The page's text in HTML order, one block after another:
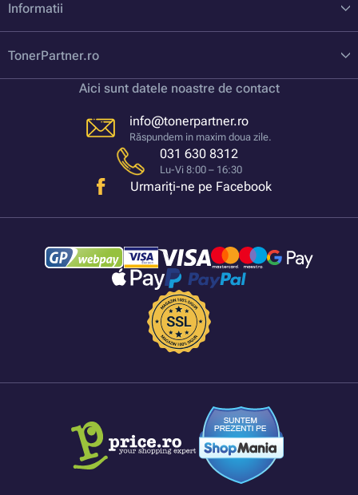
Informatii
TonerPartner.ro
Aici sunt datele noastre de contact
info@tonerpartner.ro
Răspundem in maxim doua zile.
031 630 8312
Lu-Vi 8:00 – 16:30
Urmariți-ne pe Facebook